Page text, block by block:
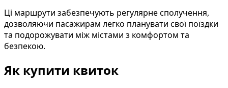
Ці маршрути забезпечують регулярне сполучення,
дозволяючи пасажирам легко планувати свої поїздки
та подорожувати між містами з комфортом та
безпекою.
Як купити квиток